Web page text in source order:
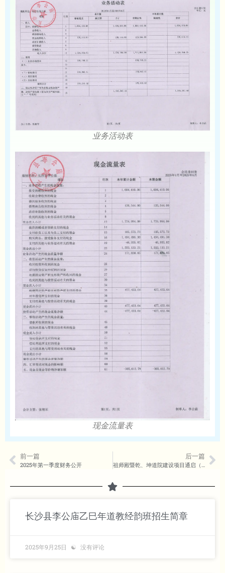
业务活动表
现金流量表
前一篇
2025年第一季度财务公开
后一篇
长沙县李公庙乙巳年道教经韵班招生简章
2025年9月25日 没有评论